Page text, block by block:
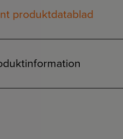
produktdatablad